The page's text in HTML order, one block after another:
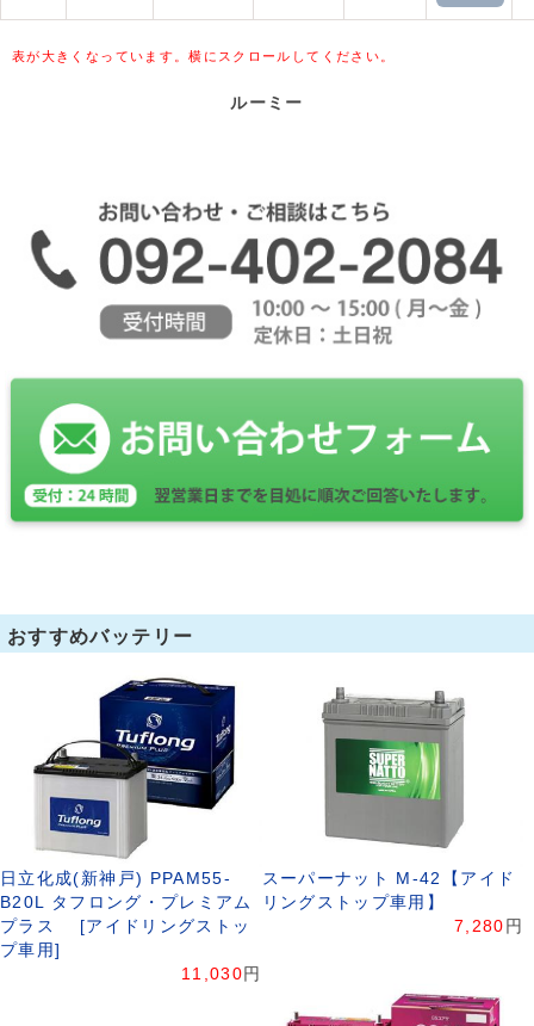
表が大きくなっています。横にスクロールしてください。
ルーミー
おすすめバッテリー
日立化成(新神戸) PPAM55-
B20L タフロング・プレミアム
プラス [アイドリングストッ
プ車用]
11,030 円
スーパーナット M-42【アイド
リングストップ車用】
7,280 円